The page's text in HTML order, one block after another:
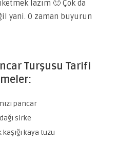
lazım 🙂 Çok da
yani. O zaman buyurun
Turşusu Tarifi
pancar
sirke
kaya tuzu